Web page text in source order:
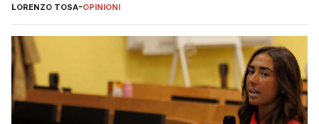
LORENZO TOSA-OPINIONI